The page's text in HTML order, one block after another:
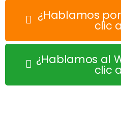
¿Hablamos
clic
¿Hablamos al
clic